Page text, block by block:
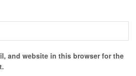
and website in this browser for the